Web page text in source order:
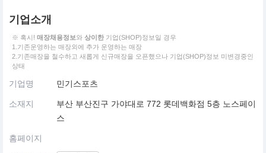
기업소개
※ 혹시! 매장채용정보와 상이한 기업(SHOP)정보일 경우
1.기존운영하는 매장외에 추가 운영하는 매장
2.기존매장을 철수하고 새롭게 신규매장을 오픈했으나 기업(SHOP)정보 미변경중인
상태
기업명 민기스포츠
소재지
부산 부산진구 가야대로 772 롯데백화점 5층 노스페이
스
홈페이지